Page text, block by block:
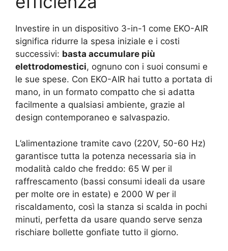
Investire in un dispositivo 3-in-1 come EKO-AIR
significa ridurre la spesa iniziale e i costi
successivi: basta accumulare più
elettrodomestici, ognuno con i suoi consumi e
le sue spese. Con EKO-AIR hai tutto a portata di
mano, in un formato compatto che si adatta
facilmente a qualsiasi ambiente, grazie al
design contemporaneo e salvaspazio.
L’alimentazione tramite cavo (220V, 50-60 Hz)
garantisce tutta la potenza necessaria sia in
modalità caldo che freddo: 65 W per il
raffrescamento (bassi consumi ideali da usare
per molte ore in estate) e 2000 W per il
riscaldamento, così la stanza si scalda in pochi
minuti, perfetta da usare quando serve senza
rischiare bollette gonfiate tutto il giorno.